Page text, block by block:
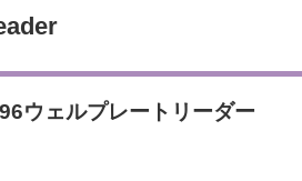
ウェルプレートリーダー